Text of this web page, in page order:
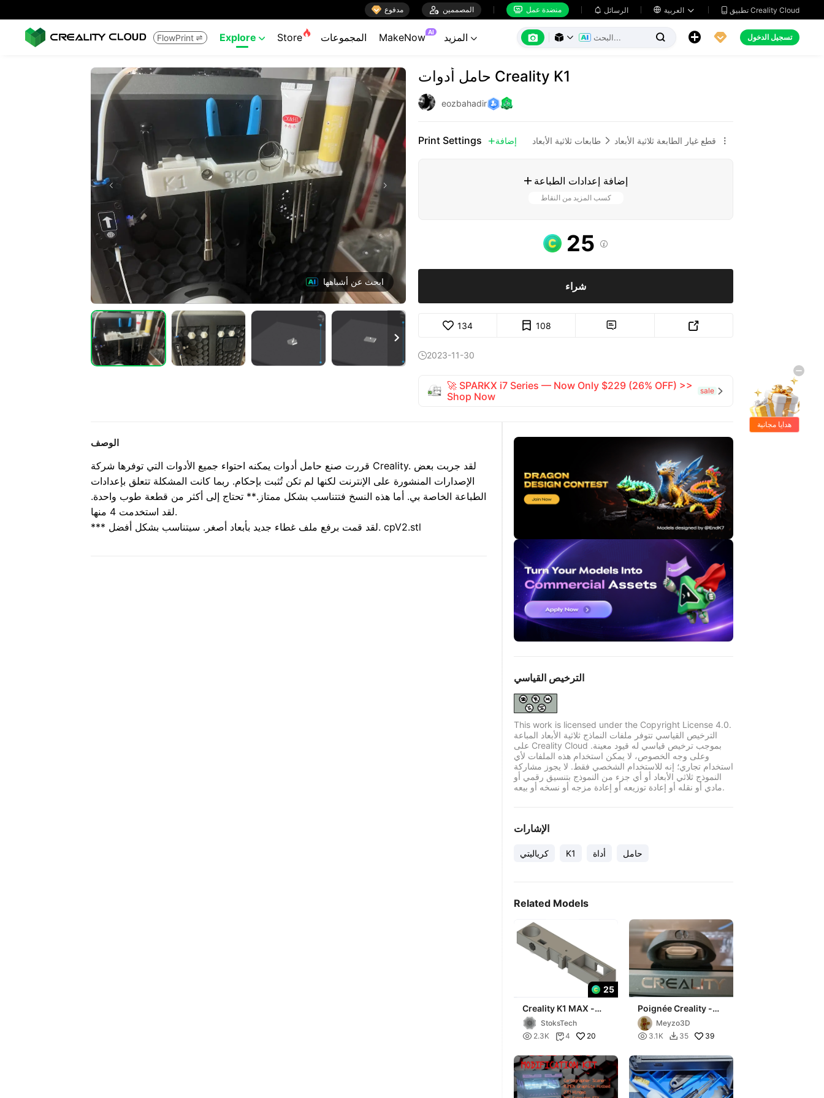
 مدفوع  المصممين  منضدة عمل  الرسائل    تطبيق Creality Cloud
FlowPrint  Explore  Store المجموعات MakeNow AI
       تسجيل الدخول
ابحث عن أشباهها

حامل أدوات Creality K1
eozbahadir
Print Settings  إضافة طابعات ثلاثية الأبعاد  قطع غيار الطابعة ثلاثية الأبعاد 
 إضافة إعدادات الطباعة
كسب المزيد من النقاط
25 
شراء
134 108  
2023-11-30
🚀 SPARKX i7 Series — Now Only $229 (26% OFF) >>
Shop Now
sale 
الوصف
قررت صنع حامل أدوات يمكنه احتواء جميع الأدوات التي توفرها شركة Creality. لقد جربت بعض
الإصدارات المنشورة على الإنترنت لكنها لم تكن تُثبت بإحكام. ربما كانت المشكلة تتعلق بإعدادات
الطباعة الخاصة بي. أما هذه النسخ فتتناسب بشكل ممتاز.** تحتاج إلى أكثر من قطعة طوب واحدة.
لقد استخدمت 4 منها.
*** لقد قمت برفع ملف غطاء جديد بأبعاد أصغر. سيتناسب بشكل أفضل. cpV2.stl
الترخيص القياسي
This work is licensed under the Copyright License 4.0.
الترخيص القياسي تتوفر ملفات النماذج ثلاثية الأبعاد المباعة
على Creality Cloud بموجب ترخيص قياسي له قيود معينة.
وعلى وجه الخصوص، لا يمكن استخدام هذه الملفات لأي
استخدام تجاري؛ إنه للاستخدام الشخصي فقط. لا يجوز مشاركة
النموذج ثلاثي الأبعاد أو أي جزء من النموذج بتنسيق رقمي أو
مادي أو نقله أو إعادة توزيعه أو إعادة مزجه أو نسخه أو بيعه.
الإشارات
كرياليتي K1 أداة حامل
Related Models
25
Creality K1 MAX -
3DP Toolbox C-2
StoksTech
 2.3K 4 20
Poignée Creality -
Handle Creality K1
and K1 MAX
Meyzo3D
 3.1K  35 39
هدايا مجانية